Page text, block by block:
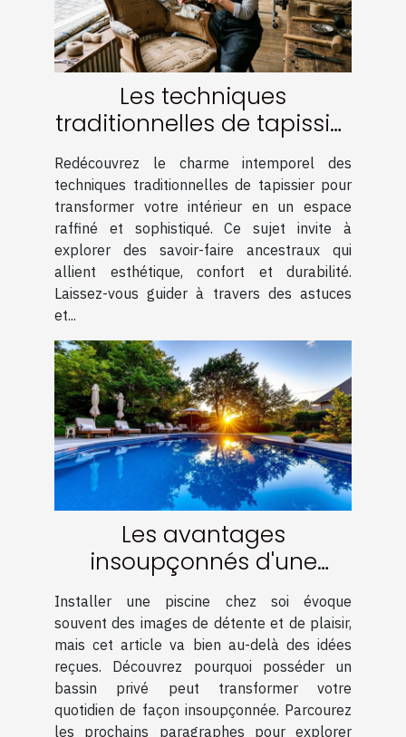
Les techniques
traditionnelles de tapissier
pour un intérieur élégant
Redécouvrez le charme intemporel des
techniques traditionnelles de tapissier pour
transformer votre intérieur en un espace
raffiné et sophistiqué. Ce sujet invite à
explorer des savoir-faire ancestraux qui
allient esthétique, confort et durabilité.
Laissez-vous guider à travers des astuces
et...
Les avantages
insoupçonnés d'une
piscine chez soi
Installer une piscine chez soi évoque
souvent des images de détente et de plaisir,
mais cet article va bien au-delà des idées
reçues. Découvrez pourquoi posséder un
bassin privé peut transformer votre
quotidien de façon insoupçonnée. Parcourez
les prochains paragraphes pour explorer